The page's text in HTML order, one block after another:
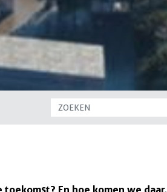
En hoe komen we daar,